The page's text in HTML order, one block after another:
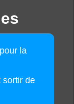
la
sortir de